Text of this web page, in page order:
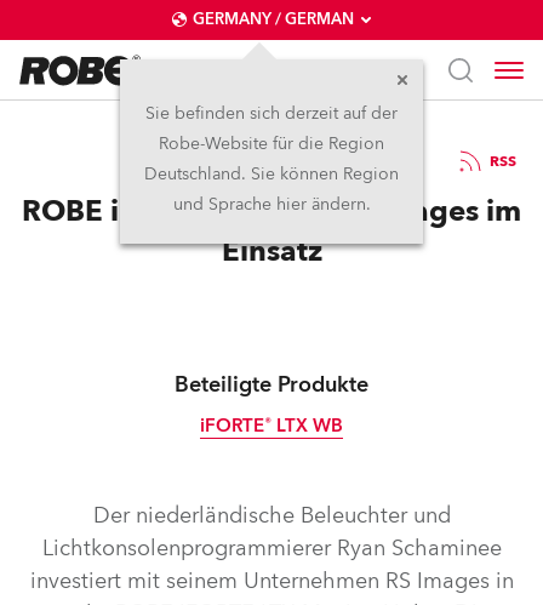
GERMANY / GERMAN
Sie befinden sich derzeit auf der
Robe-Website für die Region
Deutschland. Sie können Region
und Sprache hier ändern.
19.5.2026 RSS
ROBE iFORTE LTX bei RS Images im
Einsatz
Beteiligte Produkte
iFORTE® LTX WB
Der niederländische Beleuchter und
Lichtkonsolenprogrammierer Ryan Schaminee
investiert mit seinem Unternehmen RS Images in